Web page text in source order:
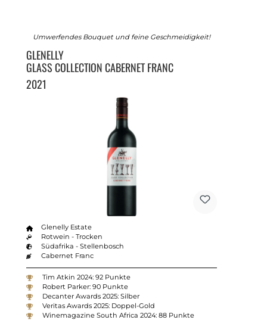
Umwerfendes Bouquet und feine Geschmeidigkeit!
GLENELLY
GLASS COLLECTION CABERNET FRANC
2021
Glenelly Estate
Rotwein - Trocken
Südafrika - Stellenbosch
Cabernet Franc
Tim Atkin 2024: 92 Punkte
Robert Parker: 90 Punkte
Decanter Awards 2025: Silber
Veritas Awards 2025: Doppel-Gold
Winemagazine South Africa 2024: 88 Punkte